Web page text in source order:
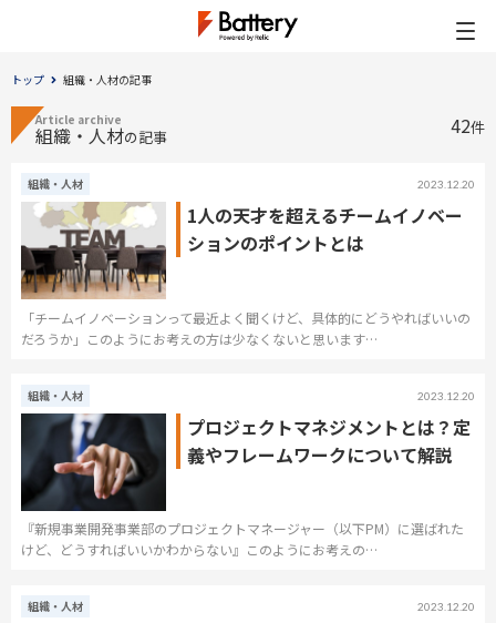
トップ 組織・人材の記事
Article archive
組織・人材の記事 42件
組織・人材 2023.12.20
1人の天才を超えるチームイノベー
ションのポイントとは
「チームイノベーションって最近よく聞くけど、具体的にどうやればいいの
だろうか」このようにお考えの方は少なくないと思います…
組織・人材 2023.12.20
プロジェクトマネジメントとは？定
義やフレームワークについて解説
『新規事業開発事業部のプロジェクトマネージャー（以下PM）に選ばれた
けど、どうすればいいかわからない』このようにお考えの…
組織・人材 2023.12.20